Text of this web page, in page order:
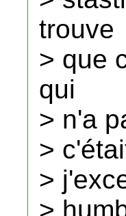
trouve
> que
qui
> n'a
>
>
>